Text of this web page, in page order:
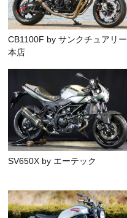
CB1100F by サンクチュアリー
本店
SV650X by エーテック